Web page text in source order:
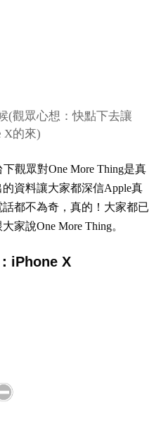
(觀眾心想：快點下去讓
X的來)
觀眾對One More Thing是真
資料讓大家都深信Apple真
都不為奇，真的！大家都已
家說One More Thing。
iPhone X